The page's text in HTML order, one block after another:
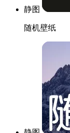
静图
随机壁纸